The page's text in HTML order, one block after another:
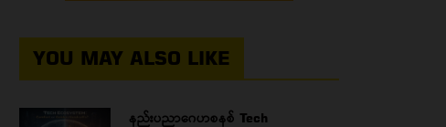
YOU MAY ALSO LIKE
နည်းပညာဂေဟစနစ် Tech